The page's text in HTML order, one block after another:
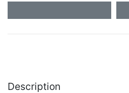
Description